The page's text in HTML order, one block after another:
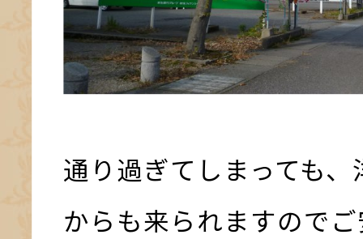
通り過ぎてしまっても
からも来られますので